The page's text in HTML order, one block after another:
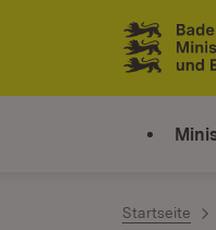
Zum Inhalt
Link zur
Startseite